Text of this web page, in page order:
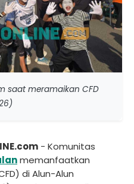
saat meramaikan CFD
- Komunitas
memanfaatkan
di Alun-Alun